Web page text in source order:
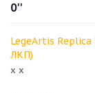
0''
LegeArtis Replica
ЛКП)
x x